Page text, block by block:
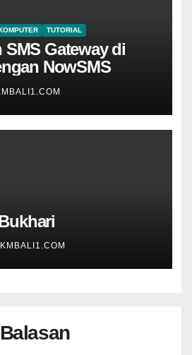
TUTORIAL
Gateway di
NowSMS
KMBALI1.COM